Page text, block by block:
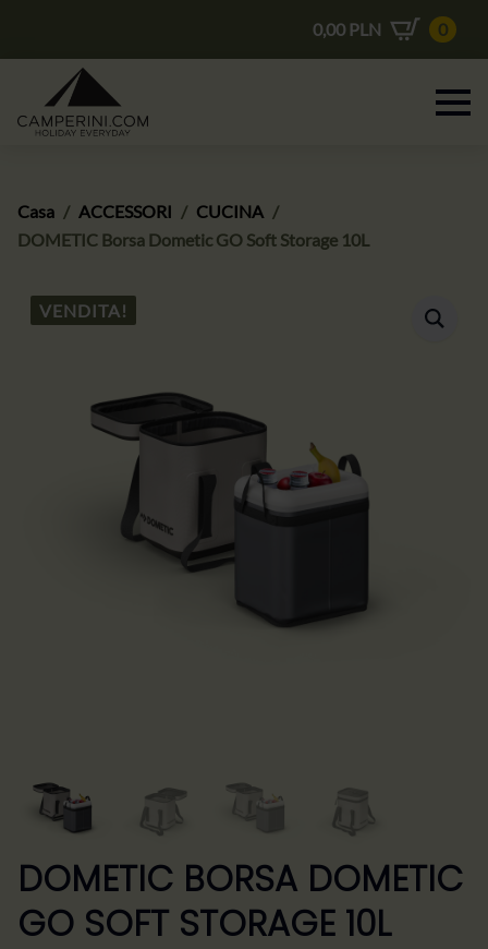
0,00 PLN 0
Casa ACCESSORI
CUCINA
DOMETIC Borsa Dometic GO Soft Storage 10L
VENDITA!
DOMETIC BORSA DOMETIC
GO SOFT STORAGE 10L